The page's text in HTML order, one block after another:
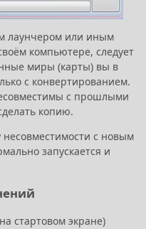
лаунчером или иным
компьютере, следует
миры (карты) вы в
с конвертированием.
с прошлыми
копию.
с новым
запускается и
стартовом экране)